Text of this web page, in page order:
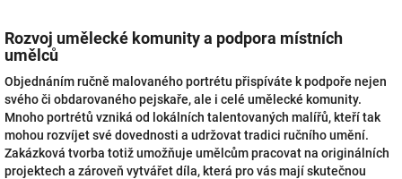
Rozvoj umělecké komunity a podpora místních
umělců
Objednáním ručně malovaného portrétu přispíváte k podpoře nejen
svého či obdarovaného pejskaře, ale i celé umělecké komunity.
Mnoho portrétů vzniká od lokálních talentovaných malířů, kteří tak
mohou rozvíjet své dovednosti a udržovat tradici ručního umění.
Zakázková tvorba totiž umožňuje umělcům pracovat na originálních
projektech a zároveň vytvářet díla, která pro vás mají skutečnou